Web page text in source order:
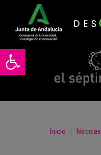
Abrir barra de herramientas
Inicio Noticias